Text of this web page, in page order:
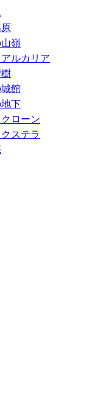
嶺
ルカリア
館
下
ローン
ステラ